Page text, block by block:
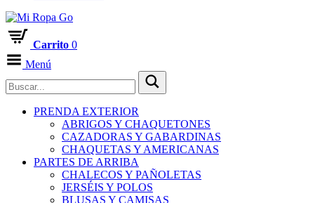
Carrito 0
Menú
PRENDA EXTERIOR
ABRIGOS Y CHAQUETONES
CAZADORAS Y GABARDINAS
CHAQUETAS Y AMERICANAS
PARTES DE ARRIBA
CHALECOS Y PAÑOLETAS
JERSÉIS Y POLOS
BLUSAS Y CAMISAS